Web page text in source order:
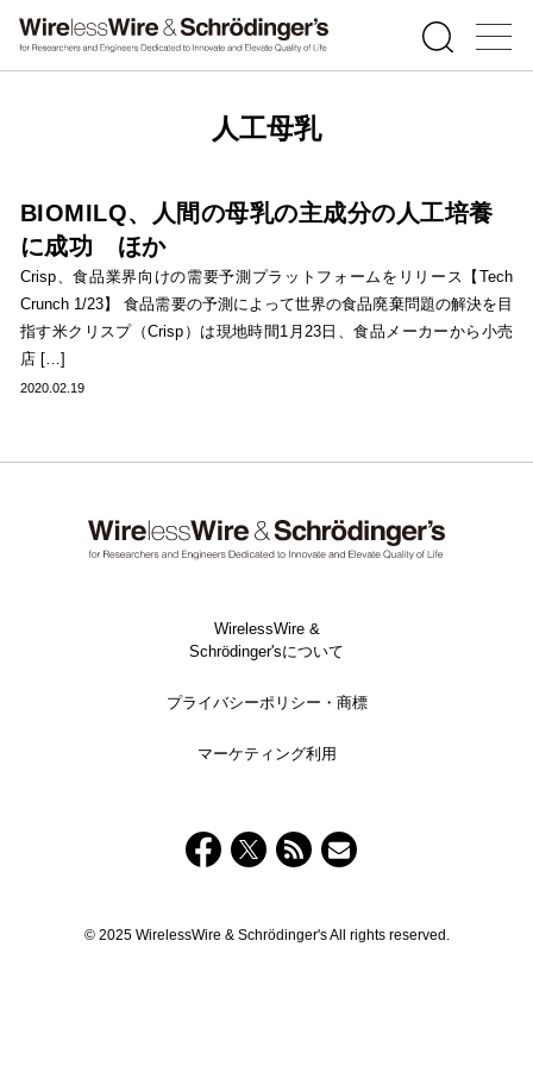
人工母乳
BIOMILQ、人間の母乳の主成分の人工培養
に成功 ほか
Crisp、食品業界向けの需要予測プラットフォームをリリース【Tech
Crunch 1/23】 食品需要の予測によって世界の食品廃棄問題の解決を目
指す米クリスプ（Crisp）は現地時間1月23日、食品メーカーから小売
店 […]
2020.02.19
WirelessWire &
Schrödinger'sについて
プライバシーポリシー・商標
マーケティング利用
© 2025 WirelessWire & Schrödinger's All rights reserved.